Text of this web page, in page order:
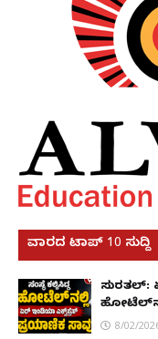
ವಾರದ ಟಾಪ್ 10 ಸುದ್ದಿ
8/02/